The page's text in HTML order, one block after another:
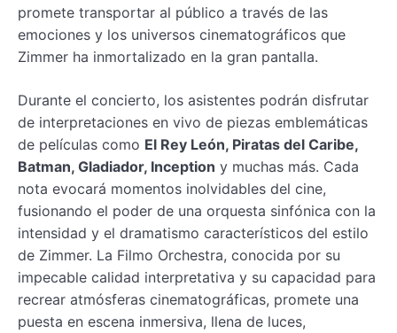
promete transportar al público a través de las
emociones y los universos cinematográficos que
Zimmer ha inmortalizado en la gran pantalla.
Durante el concierto, los asistentes podrán disfrutar
de interpretaciones en vivo de piezas emblemáticas
de películas como El Rey León, Piratas del Caribe,
Batman, Gladiador, Inception y muchas más. Cada
nota evocará momentos inolvidables del cine,
fusionando el poder de una orquesta sinfónica con la
intensidad y el dramatismo característicos del estilo
de Zimmer. La Filmo Orchestra, conocida por su
impecable calidad interpretativa y su capacidad para
recrear atmósferas cinematográficas, promete una
puesta en escena inmersiva, llena de luces,